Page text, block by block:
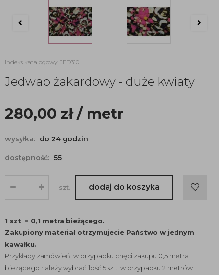
indeks katalogowy: JED310
Jedwab żakardowy - duże kwiaty
280,00 zł/ metr
wysyłka: do 24 godzin
dostępność: 55
szt. dodaj do koszyka
1 szt. = 0,1 metra bieżącego.
Zakupiony materiał otrzymujecie Państwo w jednym
kawałku.
Przykłady zamówień: w przypadku chęci zakupu 0,5 metra
bieżącego należy wybrać ilość 5 szt., w przypadku 2 metrów